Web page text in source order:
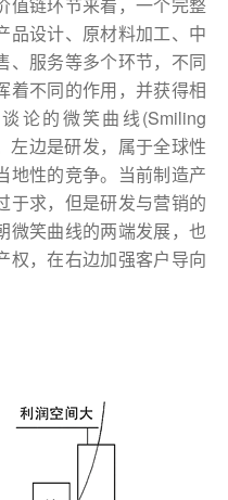
品设计、原材料加工、中
、服务等多个环节，不同
着不同的作用，并获得相
论的微笑曲线(Smiling
左边是研发，属于全球性
地性的竞争。当前制造产
于求，但是研发与营销的
微笑曲线的两端发展，也
权，在右边加强客户导向